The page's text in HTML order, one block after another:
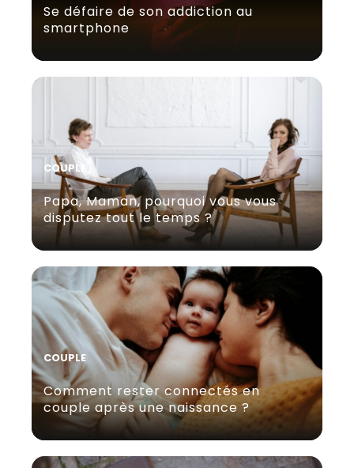
Se défaire de son addiction au
smartphone
COUPLE
Papa, Maman, pourquoi vous vous
disputez tout le temps ?
COUPLE
Comment rester connectés en
couple après une naissance ?